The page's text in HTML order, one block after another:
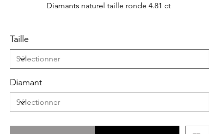
Diamants naturel taille ronde 4.81 ct
Taille
Diamant